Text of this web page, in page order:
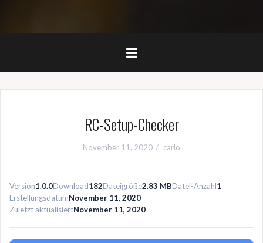
RC-Setup-Checker
November 11, 2020 carlo
Version1.0.0Download182Dateigröße2.83 MBDatei-Anzahl1
ErstellungsdatumNovember 11, 2020
Zuletzt aktualisiertNovember 11, 2020